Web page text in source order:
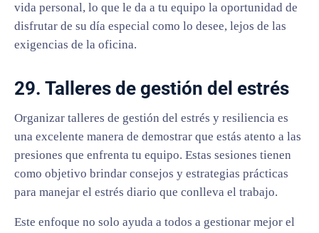
vida personal, lo que le da a tu equipo la oportunidad de
disfrutar de su día especial como lo desee, lejos de las
exigencias de la oficina.
29. Talleres de gestión del estrés
Organizar talleres de gestión del estrés y resiliencia es
una excelente manera de demostrar que estás atento a las
presiones que enfrenta tu equipo. Estas sesiones tienen
como objetivo brindar consejos y estrategias prácticas
para manejar el estrés diario que conlleva el trabajo.
Este enfoque no solo ayuda a todos a gestionar mejor el